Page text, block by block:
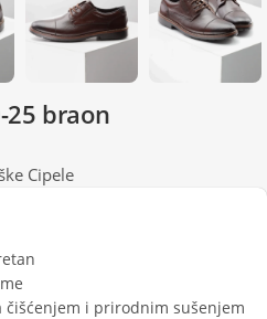
25 braon
Cipele
čišćenjem i prirodnim sušenjem